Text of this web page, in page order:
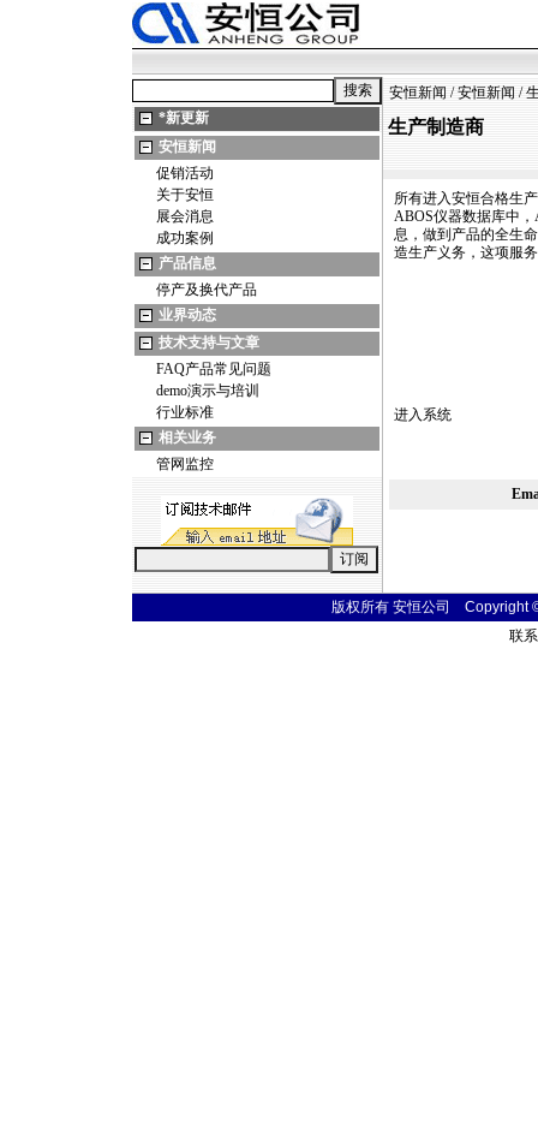
*新更新
安恒新闻
促销活动
关于安恒
展会消息
成功案例
产品信息
停产及换代产品
业界动态
技术支持与文章
FAQ产品常见问题
demo演示与培训
行业标准
相关业务
管网监控
安恒新闻 /安恒新闻 /
生产制造商
所有进入安恒合格生
ABOS仪器数据库中
息，做到产品的全生
造生产义务，这项服
进入系统
版权所有 安恒公司 Copyright
联